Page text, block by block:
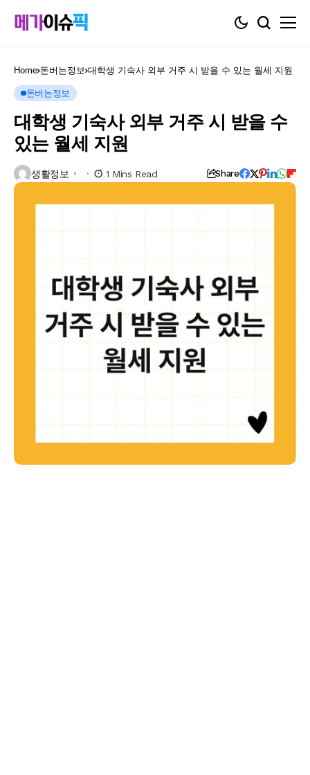
Home 돈버는정보 대학생 기숙사 외부 거주 시 받을 수 있는 월세 지원
돈버는정보
대학생 기숙사 외부 거주 시 받을 수
있는 월세 지원
생활정보 1 Mins Read Share